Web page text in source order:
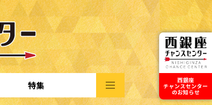
特集
西銀座
チャンスセンター
のお知らせ